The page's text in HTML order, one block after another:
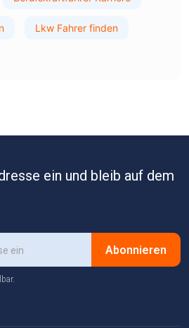
Lkw Fahrer finden
ein und bleib auf dem
Abonnieren